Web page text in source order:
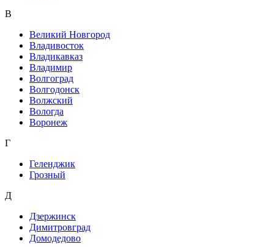
В
Великий Новгород
Владивосток
Владикавказ
Владимир
Волгоград
Волгодонск
Волжский
Вологда
Воронеж
Г
Геленджик
Грозный
Д
Дзержинск
Димитровград
Домодедово